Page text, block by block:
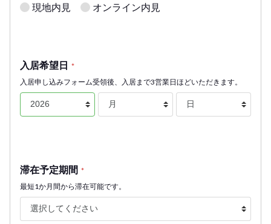
現地内見 オンライン内見
入居希望日 *
入居申し込みフォーム受領後、入居まで3営業日ほどいただきます。
滞在予定期間 *
最短1か月間から滞在可能です。